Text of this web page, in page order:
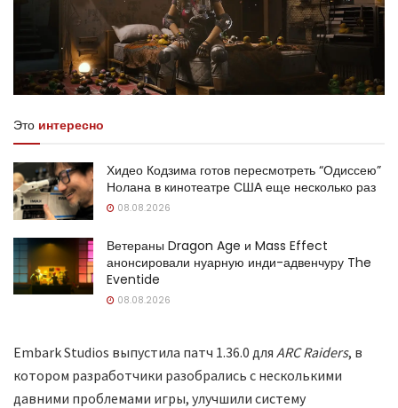
Это интересно
Хидео Кодзима готов пересмотреть “Одиссею”
Нолана в кинотеатре США еще несколько раз
08.08.2026
Ветераны Dragon Age и Mass Effect
анонсировали нуарную инди-адвенчуру The
Eventide
08.08.2026
Embark Studios выпустила патч 1.36.0 для ARC Raiders, в
котором разработчики разобрались с несколькими
давними проблемами игры, улучшили систему